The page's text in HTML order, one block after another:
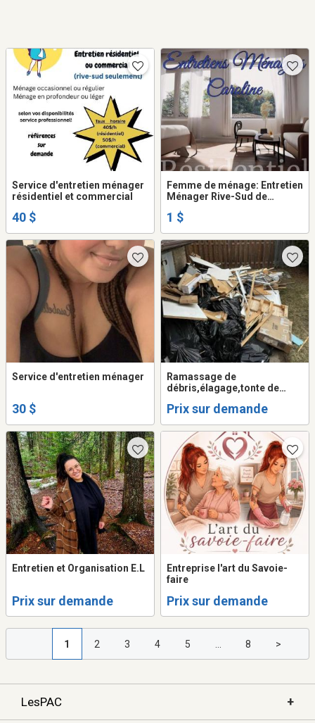
Service d'entretien ménager
résidentiel et commercial
40 $
Femme de ménage: Entretien
Ménager Rive-Sud de
1 $
Service d'entretien ménager
30 $
Ramassage de
débris,élagage,tonte de
Prix sur demande
Entretien et Organisation E.L
Prix sur demande
Entreprise l'art du Savoie-
faire
Prix sur demande
1 2 3 4 5 8 >
LesPAC +